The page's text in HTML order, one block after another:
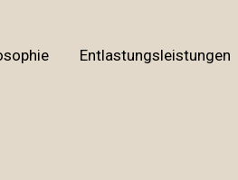
Entlastungsleistungen